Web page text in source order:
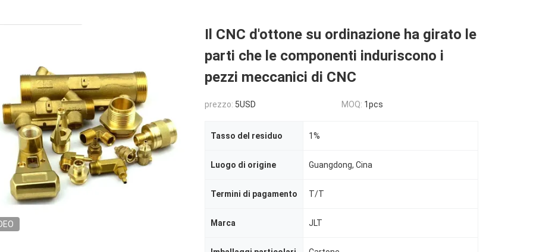
Il CNC d'ottone su ordinazione ha girato le
parti che le componenti induriscono i
pezzi meccanici di CNC
prezzo: 5USD MOQ: 1pcs
Tasso del residuo 1%
Luogo di origine Guangdong, Cina
Termini di pagamento T/T
Marca JLT